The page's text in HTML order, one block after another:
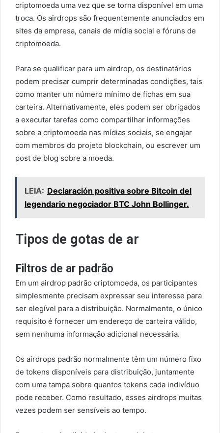
criptomoeda uma vez que se torna disponível em uma
troca. Os airdrops são frequentemente anunciados em
sites da empresa, canais de mídia social e fóruns de
criptomoeda.
Para se qualificar para um airdrop, os destinatários
podem precisar cumprir determinadas condições, tais
como manter um número mínimo de fichas em sua
carteira. Alternativamente, eles podem ser obrigados
a executar tarefas como compartilhar informações
sobre a criptomoeda nas mídias sociais, se engajar
com membros do projeto blockchain, ou escrever um
post de blog sobre a moeda.
LEIA: Declaración positiva sobre Bitcoin del
legendario negociador BTC John Bollinger.
Tipos de gotas de ar
Filtros de ar padrão
Em um airdrop padrão criptomoeda, os participantes
simplesmente precisam expressar seu interesse para
ser elegível para a distribuição. Normalmente, o único
requisito é fornecer um endereço de carteira válido,
sem nenhuma informação adicional necessária.
Os airdrops padrão normalmente têm um número fixo
de tokens disponíveis para distribuição, juntamente
com uma tampa sobre quantos tokens cada indivíduo
pode receber. Como resultado, esses airdrops muitas
vezes podem ser sensíveis ao tempo.